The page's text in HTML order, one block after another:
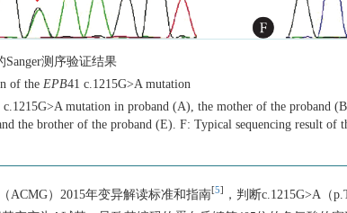
Sanger测序验证结果
of the EPB41 c.1215G>A mutation
c.1215G>A mutation in proband (A), the mother of the proband
the brother of the proband (E). F: Typical sequencing result of
ACMG）2015年变异解读标准和指南[5]
，判断c.1215G>A（